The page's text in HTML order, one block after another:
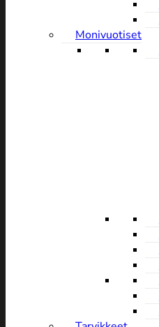
Monivuotiset